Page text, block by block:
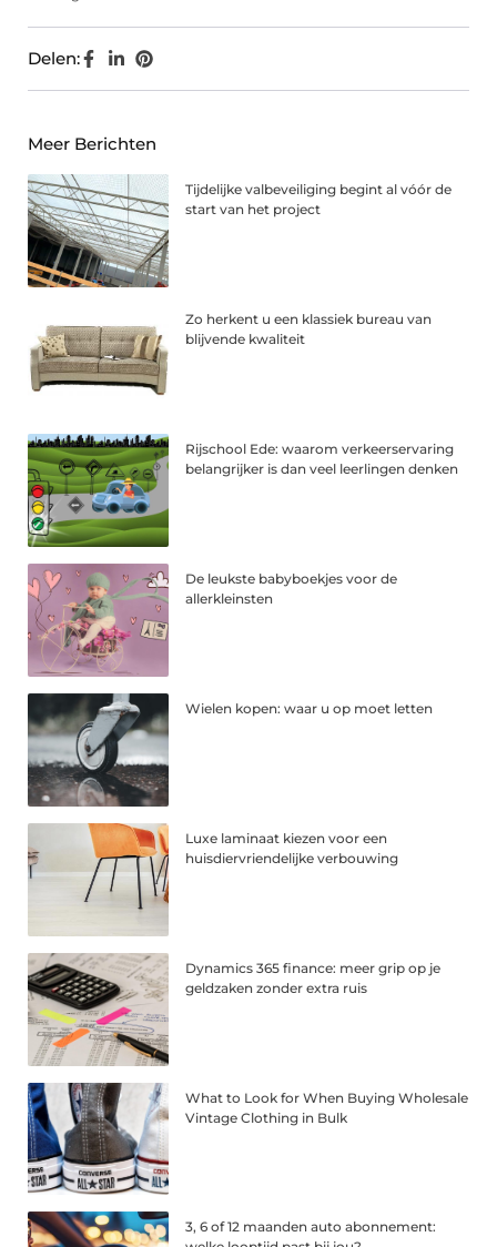
Delen:
Meer Berichten
Tijdelijke valbeveiliging begint al vóór de
start van het project
Zo herkent u een klassiek bureau van
blijvende kwaliteit
Rijschool Ede: waarom verkeerservaring
belangrijker is dan veel leerlingen denken
De leukste babyboekjes voor de
allerkleinsten
Wielen kopen: waar u op moet letten
Luxe laminaat kiezen voor een
huisdiervriendelijke verbouwing
Dynamics 365 finance: meer grip op je
geldzaken zonder extra ruis
What to Look for When Buying Wholesale
Vintage Clothing in Bulk
3, 6 of 12 maanden auto abonnement: